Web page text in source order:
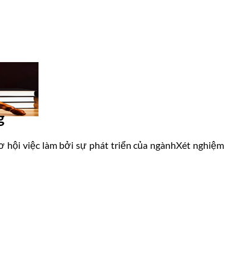
việc làm bởi sự phát triển của ngànhXét nghiệm